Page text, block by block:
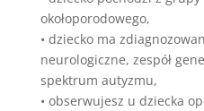
okołoporodowego,
• dziecko ma
neurologiczne, zespół
spektrum autyzmu,
• obserwujesz u dziecka